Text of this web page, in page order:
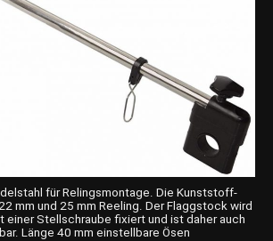
für Relingsmontage. Die Kunststoff-
mm und 25 mm Reeling. Der Flaggstock wird
einer Stellschraube fixiert und ist daher auch
Länge 40 mm einstellbare Ösen